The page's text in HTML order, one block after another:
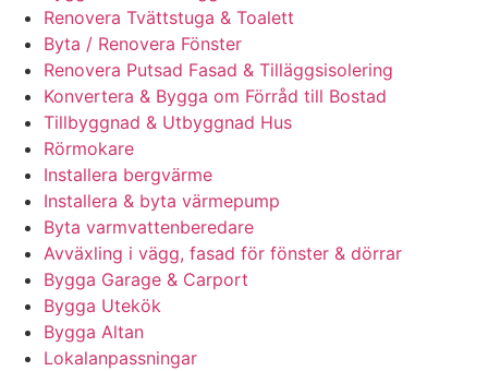
Renovera Tvättstuga & Toalett
Byta / Renovera Fönster
Renovera Putsad Fasad & Tilläggsisolering
Konvertera & Bygga om Förråd till Bostad
Tillbyggnad & Utbyggnad Hus
Rörmokare
Installera bergvärme
Installera & byta värmepump
Byta varmvattenberedare
Avväxling i vägg, fasad för fönster & dörrar
Bygga Garage & Carport
Bygga Utekök
Bygga Altan
Lokalanpassningar